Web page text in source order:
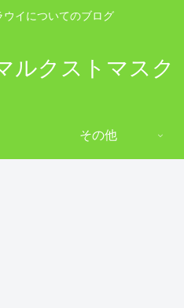
イについてのブログ
ルクストマスク
その他